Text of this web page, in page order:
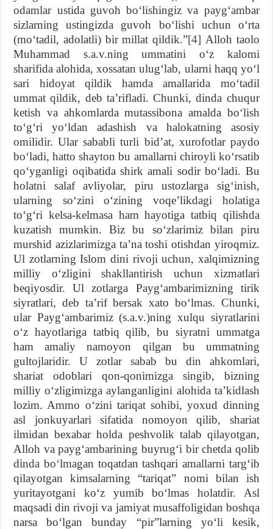
odamlar ustida guvoh boʻlishingiz va paygʻambar
sizlarning ustingizda guvoh boʻlishi uchun oʻrta
(moʻtadil, adolatli) bir millat qildik.”[4] Alloh taolo
Muhammad s.a.v.ning ummatini oʻz kalomi
sharifida alohida, xossatan ulugʻlab, ularni haqq yoʻl
sari hidoyat qildik hamda amallarida moʻtadil
ummat qildik, deb taʼrifladi. Chunki, dinda chuqur
ketish va ahkomlarda mutassibona amalda boʻlish
toʻgʻri yoʻldan adashish va halokatning asosiy
omilidir. Ular sababli turli bidʼat, xurofotlar paydo
boʻladi, hatto shayton bu amallarni chiroyli koʻrsatib
qoʻyganligi oqibatida shirk amali sodir boʻladi. Bu
holatni salaf avliyolar, piru ustozlarga sigʻinish,
ularning soʻzini oʻzining voqeʼlikdagi holatiga
toʻgʻri kelsa-kelmasa ham hayotiga tatbiq qilishda
kuzatish mumkin. Biz bu soʻzlarimiz bilan piru
murshid azizlarimizga taʼna toshi otishdan yiroqmiz.
Ul zotlarning Islom dini rivoji uchun, xalqimizning
milliy oʻzligini shakllantirish uchun xizmatlari
beqiyosdir. Ul zotlarga Paygʻambarimizning tirik
siyratlari, deb taʼrif bersak xato boʻlmas. Chunki,
ular Paygʻambarimiz (s.a.v.)ning xulqu siyratlarini
oʻz hayotlariga tatbiq qilib, bu siyratni ummatga
ham amaliy namoyon qilgan bu ummatning
gultojlaridir. U zotlar sabab bu din ahkomlari,
shariat odoblari qon-qonimizga singib, bizning
milliy oʻzligimizga aylanganligini alohida taʼkidlash
lozim. Ammo oʻzini tariqat sohibi, yoxud dinning
asl jonkuyarlari sifatida nomoyon qilib, shariat
ilmidan bexabar holda peshvolik talab qilayotgan,
Alloh va paygʻambarining buyrugʻi bir chetda qolib
dinda boʻlmagan toqatdan tashqari amallarni targʻib
qilayotgan kimsalarning “tariqat” nomi bilan ish
yuritayotgani koʻz yumib boʻlmas holatdir. Asl
maqsadi din rivoji va jamiyat musaffoligidan boshqa
narsa boʻlgan bunday “pir”larning yoʻli kesik,